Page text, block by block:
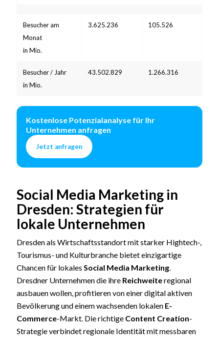
Besucher am
Monat
in Mio.
3.625.236 105.526
Besucher / Jahr
in Mio.
43.502.829 1.266.316
Kostenlose Potenzialanalyse für Ihr
Unternehmen anfragen
Jetzt anfragen
Social Media Marketing in
Dresden: Strategien für
lokale Unternehmen
Dresden als Wirtschaftsstandort mit starker Hightech-,
Tourismus- und Kulturbranche bietet einzigartige
Chancen für lokales Social Media Marketing.
Dresdner Unternehmen die ihre Reichweiteregional
ausbauen wollen, profitieren von einer digital aktiven
Bevölkerung und einem wachsenden lokalen E-
Commerce-Markt. Die richtige Content Creation-
Strategie verbindet regionale Identität mit messbaren